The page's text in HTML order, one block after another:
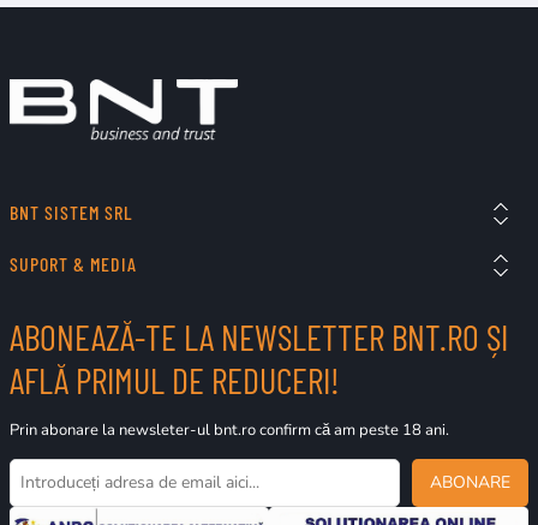
BNT SISTEM SRL
SUPORT & MEDIA
ABONEAZĂ-TE LA NEWSLETTER BNT.RO ȘI
AFLĂ PRIMUL DE REDUCERI!
Prin abonare la newsleter-ul bnt.ro confirm că am peste 18 ani.
ABONARE